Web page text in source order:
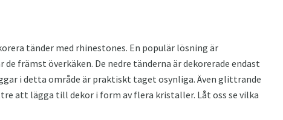
tänder med rhinestones. En populär lösning är
främst överkäken. De nedre tänderna är dekorerade endast
i detta område är praktiskt taget osynliga. Även glittrande
att lägga till dekor i form av flera kristaller. Låt oss se vilka